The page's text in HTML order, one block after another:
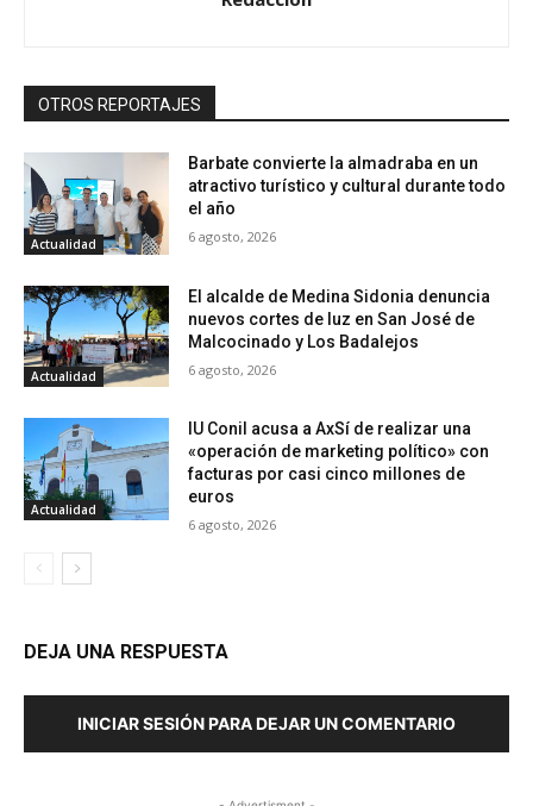
OTROS REPORTAJES
Actualidad
Barbate convierte la almadraba en un
atractivo turístico y cultural durante todo
el año
6 agosto, 2026
Actualidad
El alcalde de Medina Sidonia denuncia
nuevos cortes de luz en San José de
Malcocinado y Los Badalejos
6 agosto, 2026
Actualidad
IU Conil acusa a AxSí de realizar una
«operación de marketing político» con
facturas por casi cinco millones de
euros
6 agosto, 2026
DEJA UNA RESPUESTA
INICIAR SESIÓN PARA DEJAR UN COMENTARIO